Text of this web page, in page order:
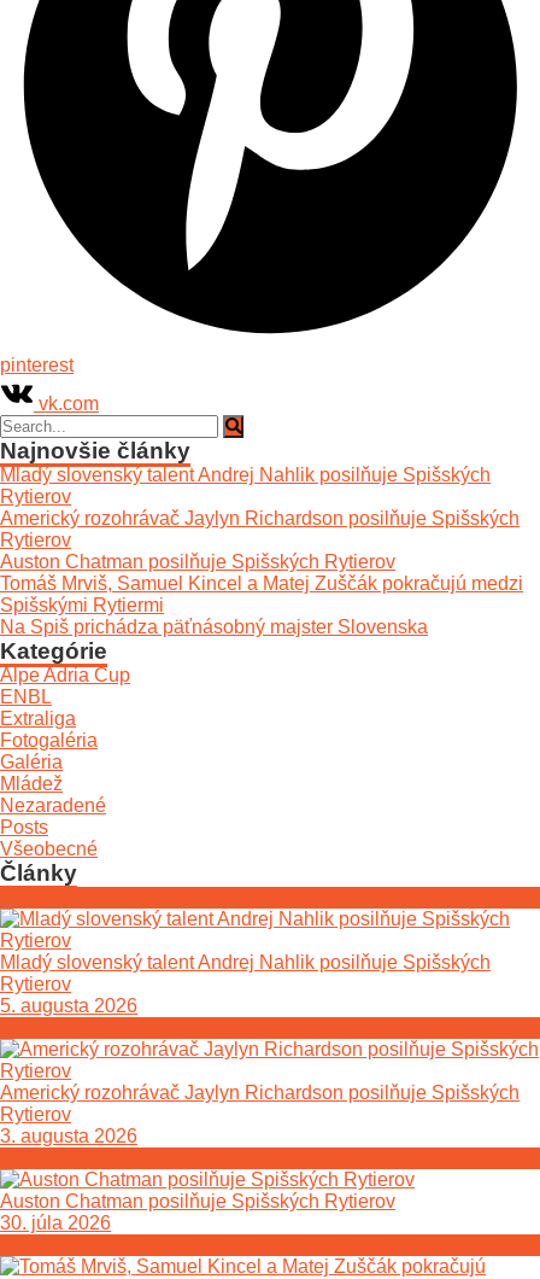
pinterest
vk.com
Najnovšie články
Mladý slovenský talent Andrej Nahlik posilňuje Spišských
Rytierov
Americký rozohrávač Jaylyn Richardson posilňuje Spišských
Rytierov
Auston Chatman posilňuje Spišských Rytierov
Tomáš Mrviš, Samuel Kincel a Matej Zuščák pokračujú medzi
Spišskými Rytiermi
Na Spiš prichádza päťnásobný majster Slovenska
Kategórie
Alpe Adria Cup
ENBL
Extraliga
Fotogaléria
Galéria
Mládež
Nezaradené
Posts
Všeobecné
Články
Mladý slovenský talent Andrej Nahlik posilňuje Spišských
Rytierov
5. augusta 2026
Americký rozohrávač Jaylyn Richardson posilňuje Spišských
Rytierov
3. augusta 2026
Auston Chatman posilňuje Spišských Rytierov
30. júla 2026